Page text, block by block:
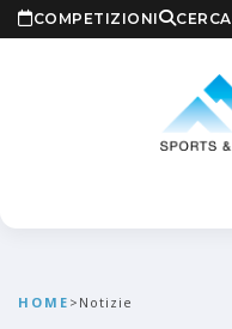
COMPETIZIONI CERCA
HOME > Notizie